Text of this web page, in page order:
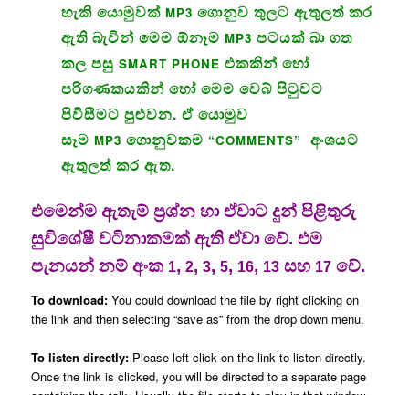
හැකි යොමුවක් MP3 ගොනුව තුලට ඇතුලත් කර
ඇති බැවින් මෙම ඕනෑම MP3 පටයක් බා ගත
කල පසු SMART PHONE එකකින් හෝ
පරිගණකයකින් හෝ මෙම වෙබ් පිටුවට
පිවිසීමට පුළුවන. ඒ යොමුව
සෑම MP3 ගොනුවකම “COMMENTS”
අංශයට
ඇතුලත් කර ඇත.
එමෙන්ම ඇතැම් ප්‍රශ්න හා ඒවාට දුන් පිළිතුරු
සුවිශේෂී වටිනාකමක් ඇති ඒවා වේ. එම
පැනයන් නම් අංක 1,2,3,5, 16, 13 සහ 17 වේ.
To download: You could download the file by right clicking on
the link and then selecting “save as” from the drop down menu.
To listen directly: Please left click on the link to listen directly.
Once the link is clicked, you will be directed to a separate page